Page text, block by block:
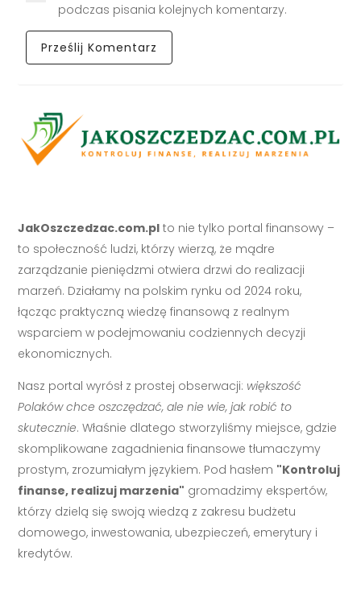
podczas pisania kolejnych komentarzy.
JakOszczedzac.com.pl to nie tylko portal finansowy –
to społeczność ludzi, którzy wierzą, że mądre
zarządzanie pieniędzmi otwiera drzwi do realizacji
marzeń. Działamy na polskim rynku od 2024 roku,
łącząc praktyczną wiedzę finansową z realnym
wsparciem w podejmowaniu codziennych decyzji
ekonomicznych.
Nasz portal wyrósł z prostej obserwacji: większość
Polaków chce oszczędzać, ale nie wie, jak robić to
skutecznie. Właśnie dlatego stworzyliśmy miejsce, gdzie
skomplikowane zagadnienia finansowe tłumaczymy
prostym, zrozumiałym językiem. Pod hasłem "Kontroluj
finanse, realizuj marzenia" gromadzimy ekspertów,
którzy dzielą się swoją wiedzą z zakresu budżetu
domowego, inwestowania, ubezpieczeń, emerytury i
kredytów.